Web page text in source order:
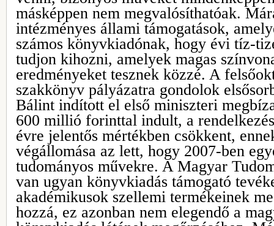
másképpen nem megvalósíthatóak.
intézményes állami támogatások,
számos könyvkiadónak, hogy évi tíz-
tudjon kihozni, amelyek magas
eredményeket tesznek közzé. A
szakkönyv pályázatra gondolok
Bálint indított el első miniszteri
600 millió forinttal indult, a
évre jelentős mértékben csökkent,
végállomása az lett, hogy 2007-ben
tudományos művekre. A Magyar
van ugyan könyvkiadás támogató
akadémikusok szellemi termékeinek
hozzá, ez azonban nem elegendő a